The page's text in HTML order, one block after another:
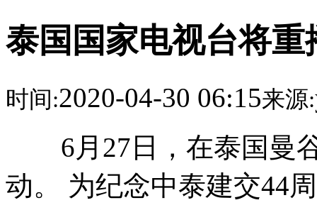
泰国国家电视台将重
时间:2020-04-30 06:15来源:
6月27日，在泰国曼谷
动。 为纪念中泰建交44